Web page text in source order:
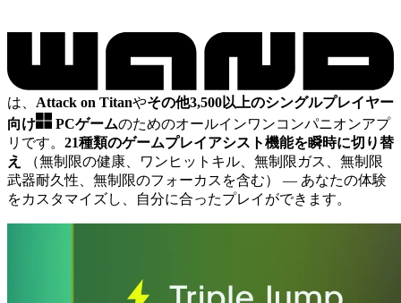
は、 Attack on Titanやその他3,500以上のシングルプレイヤー
向け
PCゲームのためのオールインワンコンパニオンアプ
リです。 21種類のゲームプレイアシスト機能を瞬時に切り替
え
（無制限の健康、ワンヒットキル、無制限ガス、無制限
武器耐久性、無制限のフォーカスを含む） — あなたの体験
をカスタマイズし、自分に合ったプレイができます。